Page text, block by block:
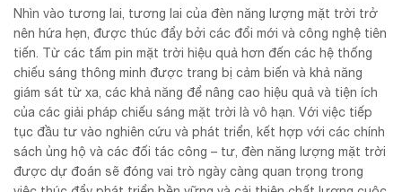
Nhìn vào tương lai, tương lai của đèn năng lượng mặt trời trở
nên hứa hẹn, được thúc đẩy bởi các đổi mới và công nghệ tiên
tiến. Từ các tấm pin mặt trời hiệu quả hơn đến các hệ thống
chiếu sáng thông minh được trang bị cảm biến và khả năng
giám sát từ xa, các khả năng để nâng cao hiệu quả và tiện ích
của các giải pháp chiếu sáng mặt trời là vô hạn. Với việc tiếp
tục đầu tư vào nghiên cứu và phát triển, kết hợp với các chính
sách ủng hộ và các đối tác công – tư, đèn năng lượng mặt trời
được dự đoán sẽ đóng vai trò ngày càng quan trọng trong